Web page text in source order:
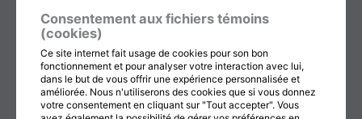
ADMINISTRATION
BOUTIQUE
COTISATION, RENOUVELLEMENT ET ÉCHOS
DON
CONTACTEZ-NOUS
Consentement aux fichiers témoins
(cookies)
Ce site internet fait usage de cookies pour son bon
fonctionnement et pour analyser votre interaction avec lui,
dans le but de vous offrir une expérience personnalisée et
améliorée. Nous n'utiliserons des cookies que si vous donnez
votre consentement en cliquant sur "Tout accepter". Vous